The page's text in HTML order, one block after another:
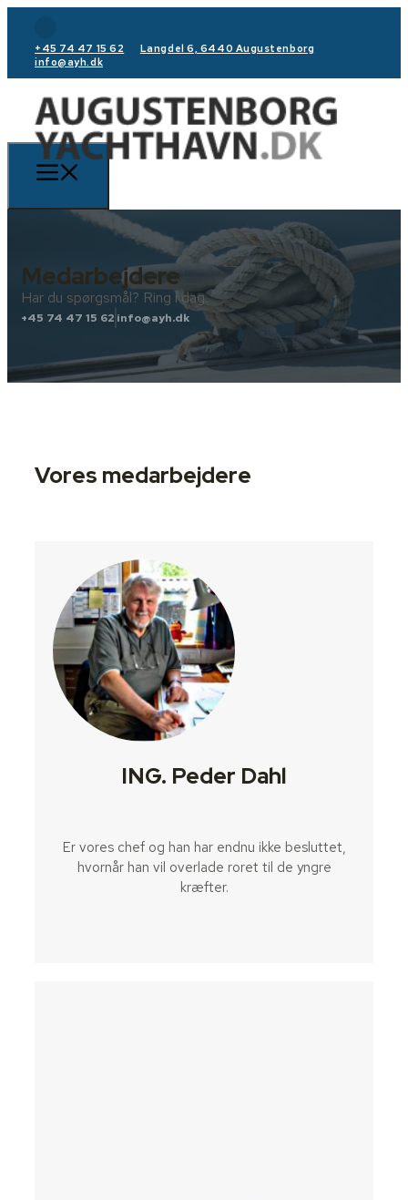
+45 74 47 15 62
Langdel 6, 6440 Augustenborg
info@ayh.dk
Medarbejdere
Har du spørgsmål? Ring i dag.
+45 74 47 15 62 info@ayh.dk
Vores medarbejdere
ING. Peder Dahl
Er vores chef og han har endnu ikke besluttet,
hvornår han vil overlade roret til de yngre
kræfter.